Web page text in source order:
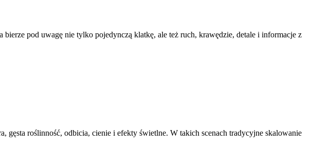
pod uwagę nie tylko pojedynczą klatkę, ale też ruch, krawędzie, detale i informacje z
gęsta roślinność, odbicia, cienie i efekty świetlne. W takich scenach tradycyjne skalowanie